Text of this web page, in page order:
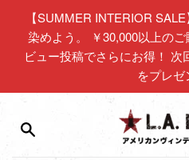
【SUMMER INTERIOR
染めよう。 ￥30,000以上の
ビュー投稿でさらにお得！ 次
をプレゼ